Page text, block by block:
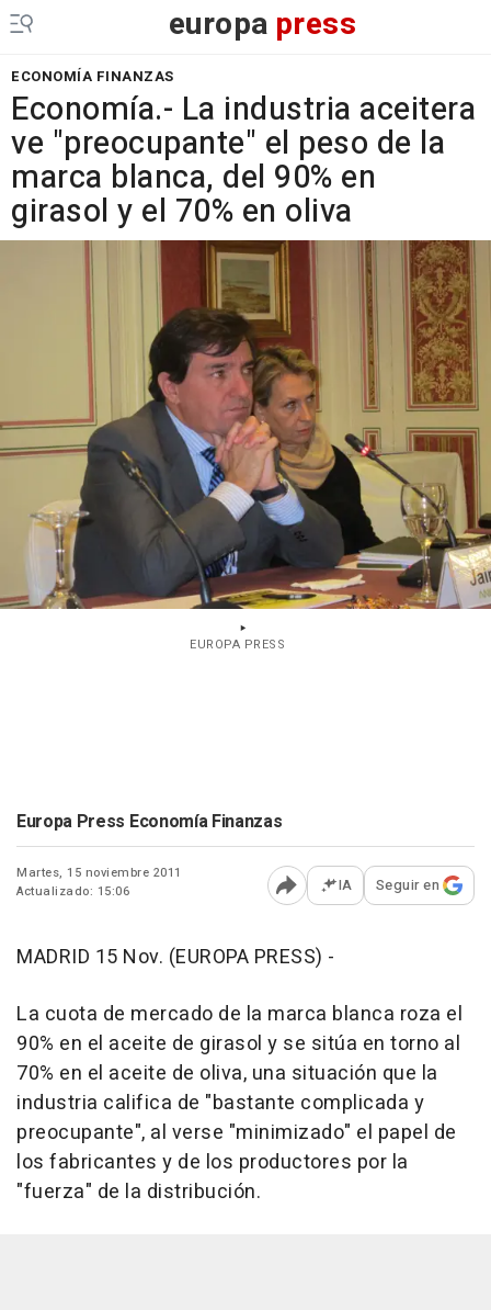
europa press
ECONOMÍA FINANZAS
Economía.- La industria aceitera
ve "preocupante" el peso de la
marca blanca, del 90% en
girasol y el 70% en oliva
EUROPA PRESS
Europa Press Economía Finanzas
Martes, 15 noviembre 2011
Actualizado: 15:06
Abrir opciones para
IA Seguir en
MADRID 15 Nov. (EUROPA PRESS) -
La cuota de mercado de la marca blanca roza el
90% en el aceite de girasol y se sitúa en torno al
70% en el aceite de oliva, una situación que la
industria califica de "bastante complicada y
preocupante", al verse "minimizado" el papel de
los fabricantes y de los productores por la
"fuerza" de la distribución.